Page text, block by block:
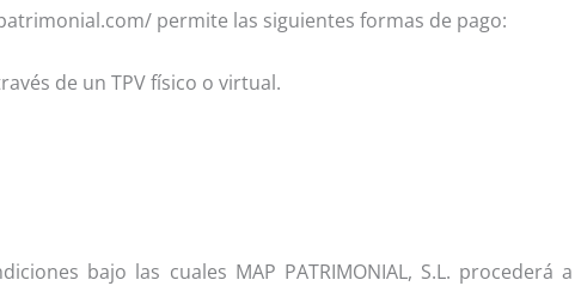
permite las siguientes formas de pago:
de un TPV físico o virtual.
bajo las cuales MAP PATRIMONIAL, S.L. procederá